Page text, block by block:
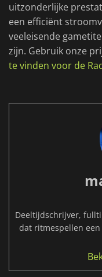
uitzonderlijke
een efficiënt
veeleisende
zijn. Gebruik onze
te vinden voor de
Deeltijdschrijver,
dat ritmespellen